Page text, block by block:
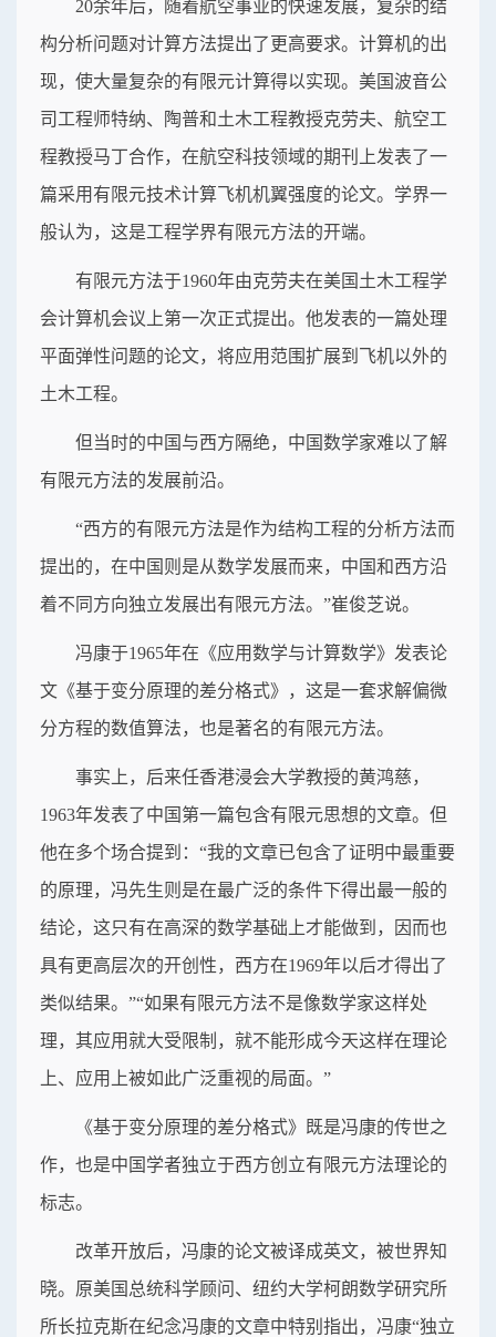
20余年后，随着航空事业的快速发展，复杂的结
构分析问题对计算方法提出了更高要求。计算机的出
现，使大量复杂的有限元计算得以实现。美国波音公
司工程师特纳、陶普和土木工程教授克劳夫、航空工
程教授马丁合作，在航空科技领域的期刊上发表了一
篇采用有限元技术计算飞机机翼强度的论文。学界一
般认为，这是工程学界有限元方法的开端。
有限元方法于1960年由克劳夫在美国土木工程学
会计算机会议上第一次正式提出。他发表的一篇处理
平面弹性问题的论文，将应用范围扩展到飞机以外的
土木工程。
但当时的中国与西方隔绝，中国数学家难以了解
有限元方法的发展前沿。
“西方的有限元方法是作为结构工程的分析方法而
提出的，在中国则是从数学发展而来，中国和西方沿
着不同方向独立发展出有限元方法。”崔俊芝说。
冯康于1965年在《应用数学与计算数学》发表论
文《基于变分原理的差分格式》，这是一套求解偏微
分方程的数值算法，也是著名的有限元方法。
事实上，后来任香港浸会大学教授的黄鸿慈，
1963年发表了中国第一篇包含有限元思想的文章。但
他在多个场合提到：“我的文章已包含了证明中最重要
的原理，冯先生则是在最广泛的条件下得出最一般的
结论，这只有在高深的数学基础上才能做到，因而也
具有更高层次的开创性，西方在1969年以后才得出了
类似结果。”“如果有限元方法不是像数学家这样处
理，其应用就大受限制，就不能形成今天这样在理论
上、应用上被如此广泛重视的局面。”
《基于变分原理的差分格式》既是冯康的传世之
作，也是中国学者独立于西方创立有限元方法理论的
标志。
改革开放后，冯康的论文被译成英文，被世界知
晓。原美国总统科学顾问、纽约大学柯朗数学研究所
所长拉克斯在纪念冯康的文章中特别指出，冯康“独立